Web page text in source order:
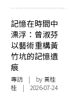
記憶在時間中
漂浮：曾淑芬
以藝術重構黃
竹坑的記憶遺
痕
專訪 | by 黃桂
桂 | 2026-07-24